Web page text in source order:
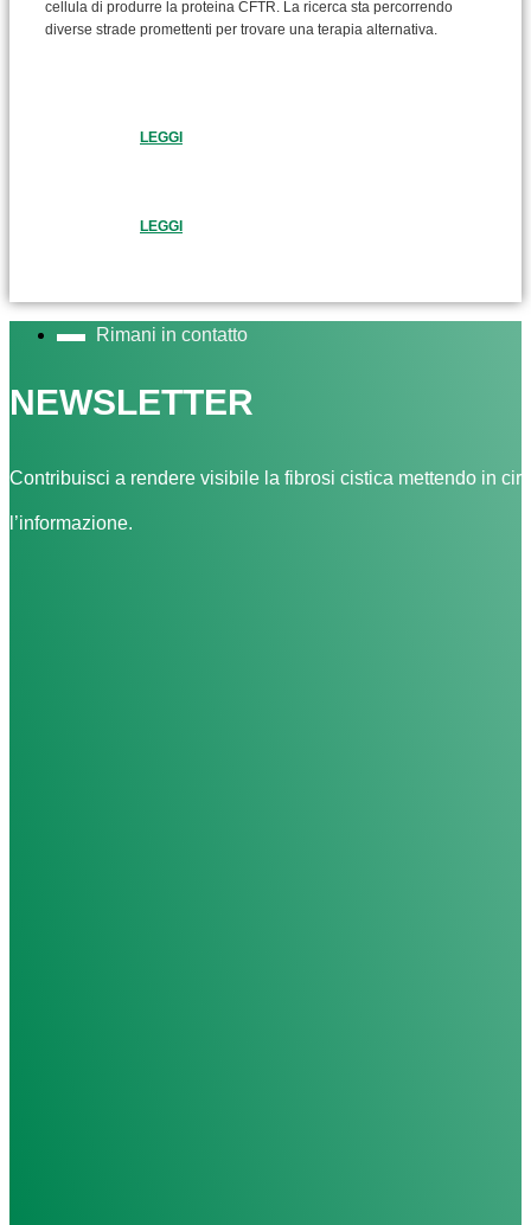
cellula di produrre la proteina CFTR. La ricerca sta percorrendo
diverse strade promettenti per trovare una terapia alternativa.
LEGGI
LEGGI
Rimani in contatto
NEWSLETTER
Contribuisci a rendere visibile la fibrosi cistica mettendo in
l’informazione.